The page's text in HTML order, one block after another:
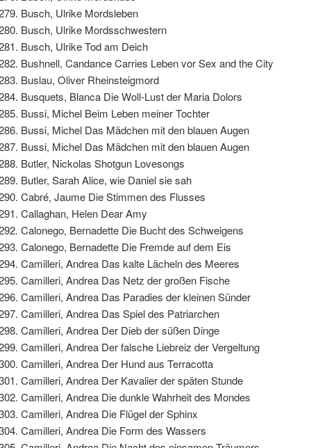
Busch, Ulrike Mordsleben
Busch, Ulrike Mordsschwestern
Busch, Ulrike Tod am Deich
Bushnell, Candance Carries Leben vor Sex and the City
Buslau, Oliver Rheinsteigmord
Busquets, Blanca Die Woll-Lust der Maria Dolors
Bussi, Michel Beim Leben meiner Tochter
Bussi, Michel Das Mädchen mit den blauen Augen
Bussi, Michel Das Mädchen mit den blauen Augen
Butler, Nickolas Shotgun Lovesongs
Butler, Sarah Alice, wie Daniel sie sah
Cabré, Jaume Die Stimmen des Flusses
Callaghan, Helen Dear Amy
Calonego, Bernadette Die Bucht des Schweigens
Calonego, Bernadette Die Fremde auf dem Eis
Camilleri, Andrea Das kalte Lächeln des Meeres
Camilleri, Andrea Das Netz der großen Fische
Camilleri, Andrea Das Paradies der kleinen Sünder
Camilleri, Andrea Das Spiel des Patriarchen
Camilleri, Andrea Der Dieb der süßen Dinge
Camilleri, Andrea Der falsche Liebreiz der Vergeltung
Camilleri, Andrea Der Hund aus Terracotta
Camilleri, Andrea Der Kavalier der späten Stunde
Camilleri, Andrea Die dunkle Wahrheit des Mondes
Camilleri, Andrea Die Flügel der Sphinx
Camilleri, Andrea Die Form des Wassers